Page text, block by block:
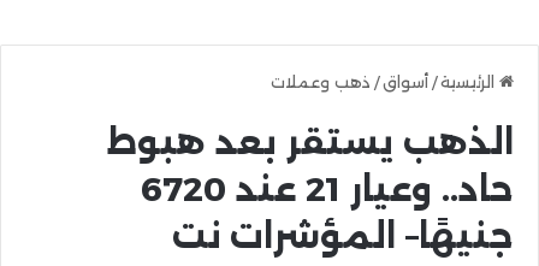
الرئيسية/ أسواق/ ذهب وعملات
الذهب يستقر بعد هبوط
حاد.. وعيار 21 عند 6720
جنيهًا– المؤشرات نت